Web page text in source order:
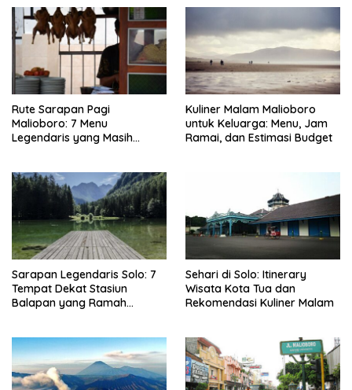
Rute Sarapan Pagi
Malioboro: 7 Menu
Legendaris yang Masih
Kuliner Malam Malioboro
untuk Keluarga: Menu, Jam
Ramai, dan Estimasi Budget
Sarapan Legendaris Solo: 7
Tempat Dekat Stasiun
Balapan yang Ramah
Sehari di Solo: Itinerary
Wisata Kota Tua dan
Rekomendasi Kuliner Malam